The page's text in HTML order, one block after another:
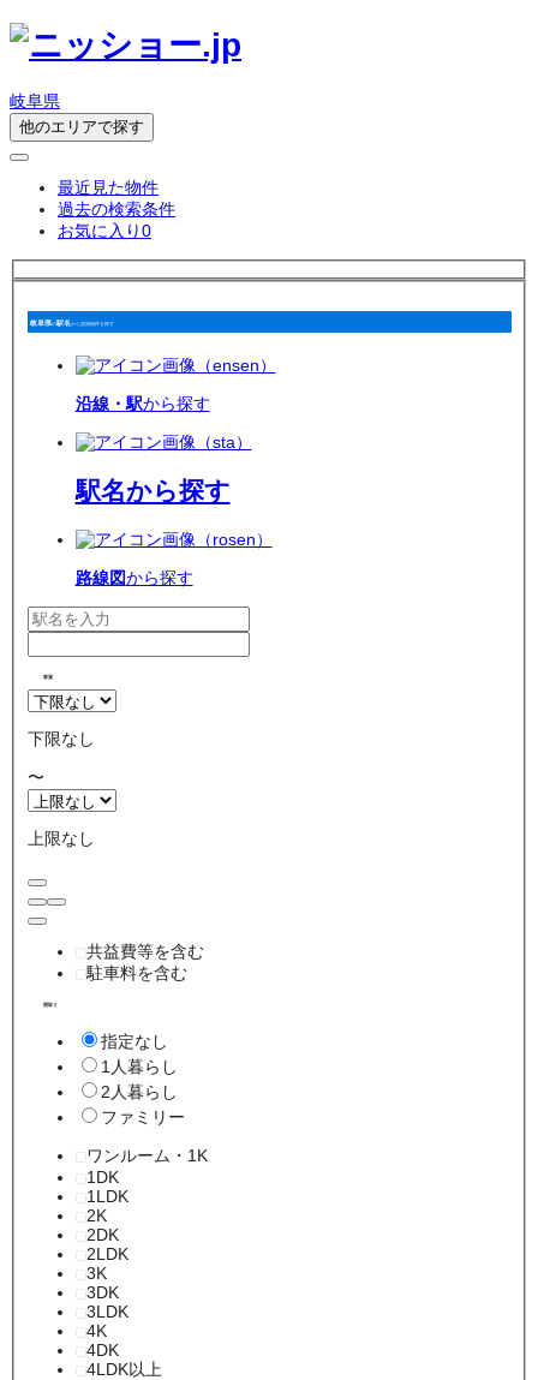
岐阜県
他のエリアで探す
最近見た物件
過去の検索条件
お気に入り0
岐阜県の駅名から賃貸物件を探す
沿線・駅から探す
駅名から探す
路線図から探す
家賃
下限なし
〜
上限なし
共益費等を含む
駐車料を含む
間取り
指定なし
1人暮らし
2人暮らし
ファミリー
ワンルーム・1K
1DK
1LDK
2K
2DK
2LDK
3K
3DK
3LDK
4K
4DK
4LDK以上